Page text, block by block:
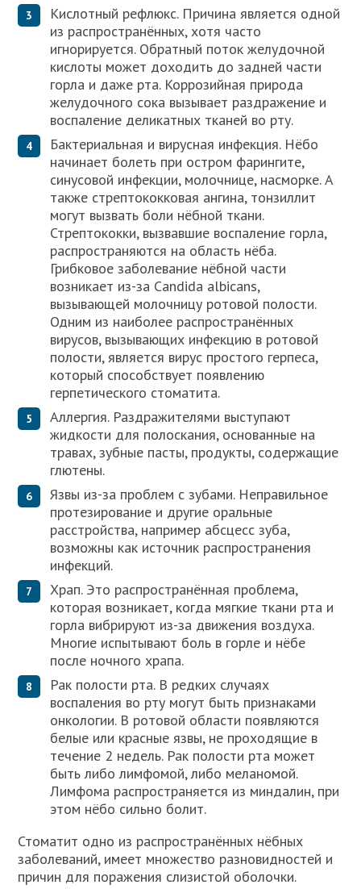
Кислотный рефлюкс. Причина является одной
из распространённых, хотя часто
игнорируется. Обратный поток желудочной
кислоты может доходить до задней части
горла и даже рта. Коррозийная природа
желудочного сока вызывает раздражение и
воспаление деликатных тканей во рту.
Бактериальная и вирусная инфекция. Нёбо
начинает болеть при остром фарингите,
синусовой инфекции, молочнице, насморке. А
также стрептококковая ангина, тонзиллит
могут вызвать боли нёбной ткани.
Стрептококки, вызвавшие воспаление горла,
распространяются на область нёба.
Грибковое заболевание нёбной части
возникает из-за Candida albicans,
вызывающей молочницу ротовой полости.
Одним из наиболее распространённых
вирусов, вызывающих инфекцию в ротовой
полости, является вирус простого герпеса,
который способствует появлению
герпетического стоматита.
Аллергия. Раздражителями выступают
жидкости для полоскания, основанные на
травах, зубные пасты, продукты, содержащие
глютены.
Язвы из-за проблем с зубами. Неправильное
протезирование и другие оральные
расстройства, например абсцесс зуба,
возможны как источник распространения
инфекций.
Храп. Это распространённая проблема,
которая возникает, когда мягкие ткани рта и
горла вибрируют из-за движения воздуха.
Многие испытывают боль в горле и нёбе
после ночного храпа.
Рак полости рта. В редких случаях
воспаления во рту могут быть признаками
онкологии. В ротовой области появляются
белые или красные язвы, не проходящие в
течение 2 недель. Рак полости рта может
быть либо лимфомой, либо меланомой.
Лимфома распространяется из миндалин, при
этом нёбо сильно болит.
Стоматит одно из распространённых нёбных
заболеваний, имеет множество разновидностей и
причин для поражения слизистой оболочки.